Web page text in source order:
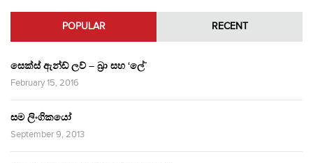
POPULAR RECENT
සෙක්ස් ඇන්ඩ් ලව් – බ්‍රා සහ ‘ලේ’
February 15, 2016
සම ලිංගිකයෝ
September 9, 2013